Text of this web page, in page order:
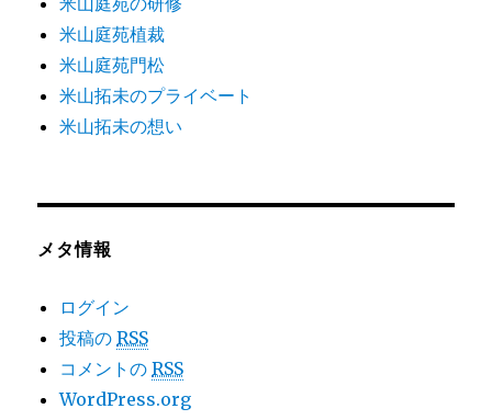
米山庭苑植裁
米山庭苑門松
米山拓未のプライベート
米山拓未の想い
メタ情報
ログイン
投稿のRSS
コメントのRSS
WordPress.org